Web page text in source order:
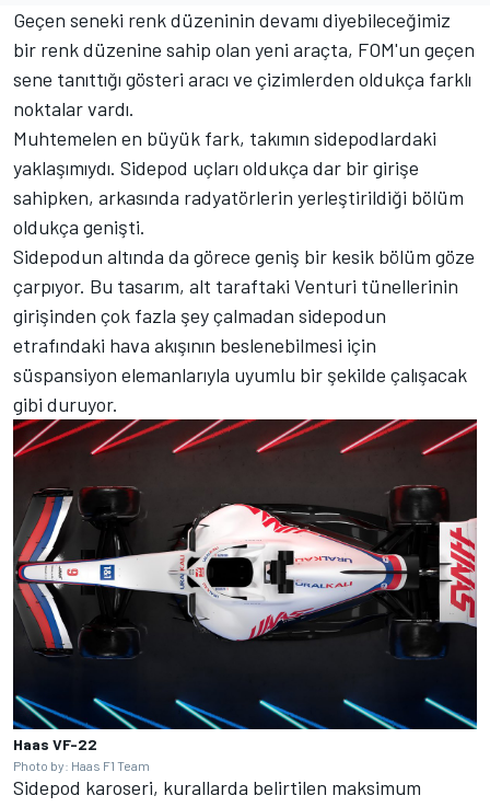
Geçen seneki renk düzeninin devamı diyebileceğimiz
bir renk düzenine sahip olan yeni araçta, FOM'un geçen
sene tanıttığı gösteri aracı ve çizimlerden oldukça farklı
noktalar vardı.
Muhtemelen en büyük fark, takımın sidepodlardaki
yaklaşımıydı. Sidepod uçları oldukça dar bir girişe
sahipken, arkasında radyatörlerin yerleştirildiği bölüm
oldukça genişti.
Sidepodun altında da görece geniş bir kesik bölüm göze
çarpıyor. Bu tasarım, alt taraftaki Venturi tünellerinin
girişinden çok fazla şey çalmadan sidepodun
etrafındaki hava akışının beslenebilmesi için
süspansiyon elemanlarıyla uyumlu bir şekilde çalışacak
gibi duruyor.
Haas VF-22
Photo by: Haas F1 Team
Sidepod karoseri, kurallarda belirtilen maksimum